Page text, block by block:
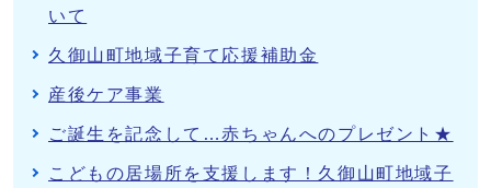
いて
久御山町地域子育て応援補助金
産後ケア事業
ご誕生を記念して…赤ちゃんへのプレゼント★
こどもの居場所を支援します！久御山町地域子